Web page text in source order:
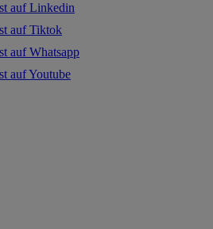
auf Linkedin
auf Tiktok
auf Whatsapp
auf Youtube